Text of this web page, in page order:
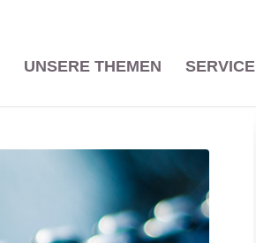
UNSERE THEMEN SERVICE